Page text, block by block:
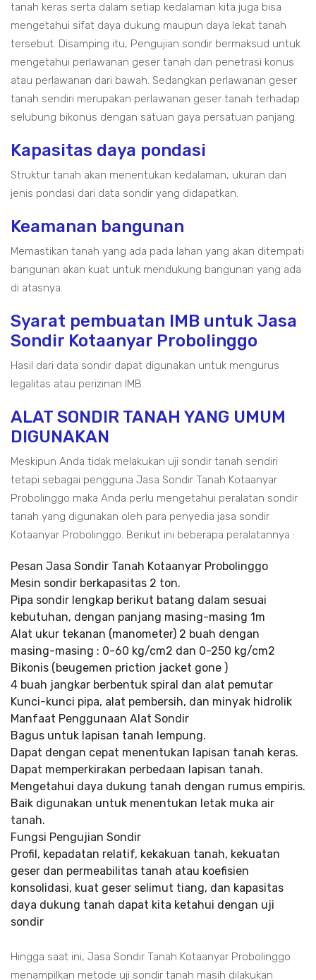
tanah keras serta dalam setiap kedalaman kita juga bisa
mengetahui sifat daya dukung maupun daya lekat tanah
tersebut. Disamping itu, Pengujian sondir bermaksud untuk
mengetahui perlawanan geser tanah dan penetrasi konus
atau perlawanan dari bawah. Sedangkan perlawanan geser
tanah sendiri merupakan perlawanan geser tanah terhadap
selubung bikonus dengan satuan gaya persatuan panjang.
Kapasitas daya pondasi
Struktur tanah akan menentukan kedalaman, ukuran dan
jenis pondasi dari data sondir yang didapatkan.
Keamanan bangunan
Memastikan tanah yang ada pada lahan yang akan ditempati
bangunan akan kuat untuk mendukung bangunan yang ada
di atasnya.
Syarat pembuatan IMB untuk Jasa
Sondir Kotaanyar Probolinggo
Hasil dari data sondir dapat digunakan untuk mengurus
legalitas atau perizinan IMB.
ALAT SONDIR TANAH YANG UMUM
DIGUNAKAN
Meskipun Anda tidak melakukan uji sondir tanah sendiri
tetapi sebagai pengguna Jasa Sondir Tanah Kotaanyar
Probolinggo maka Anda perlu mengetahui peralatan sondir
tanah yang digunakan oleh para penyedia jasa sondir
Kotaanyar Probolinggo. Berikut ini beberapa peralatannya :
Pesan Jasa Sondir Tanah Kotaanyar Probolinggo
Mesin sondir berkapasitas 2 ton.
Pipa sondir lengkap berikut batang dalam sesuai
kebutuhan, dengan panjang masing-masing 1m
Alat ukur tekanan (manometer) 2 buah dengan
masing-masing : 0-60 kg/cm2 dan 0-250 kg/cm2
Bikonis (beugemen priction jacket gone )
4 buah jangkar berbentuk spiral dan alat pemutar
Kunci-kunci pipa, alat pembersih, dan minyak hidrolik
Manfaat Penggunaan Alat Sondir
Bagus untuk lapisan tanah lempung.
Dapat dengan cepat menentukan lapisan tanah keras.
Dapat memperkirakan perbedaan lapisan tanah.
Mengetahui daya dukung tanah dengan rumus empiris.
Baik digunakan untuk menentukan letak muka air
tanah.
Fungsi Pengujian Sondir
Profil, kepadatan relatif, kekakuan tanah, kekuatan
geser dan permeabilitas tanah atau koefisien
konsolidasi, kuat geser selimut tiang, dan kapasitas
daya dukung tanah dapat kita ketahui dengan uji
sondir
Hingga saat ini, Jasa Sondir Tanah Kotaanyar Probolinggo
menampilkan metode uji sondir tanah masih dilakukan